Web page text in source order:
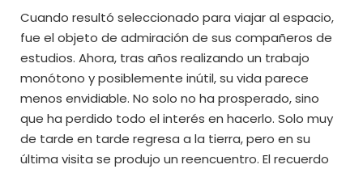
Cuando resultó seleccionado para viajar al espacio,
fue el objeto de admiración de sus compañeros de
estudios. Ahora, tras años realizando un trabajo
monótono y posiblemente inútil, su vida parece
menos envidiable. No solo no ha prosperado, sino
que ha perdido todo el interés en hacerlo. Solo muy
de tarde en tarde regresa a la tierra, pero en su
última visita se produjo un reencuentro. El recuerdo